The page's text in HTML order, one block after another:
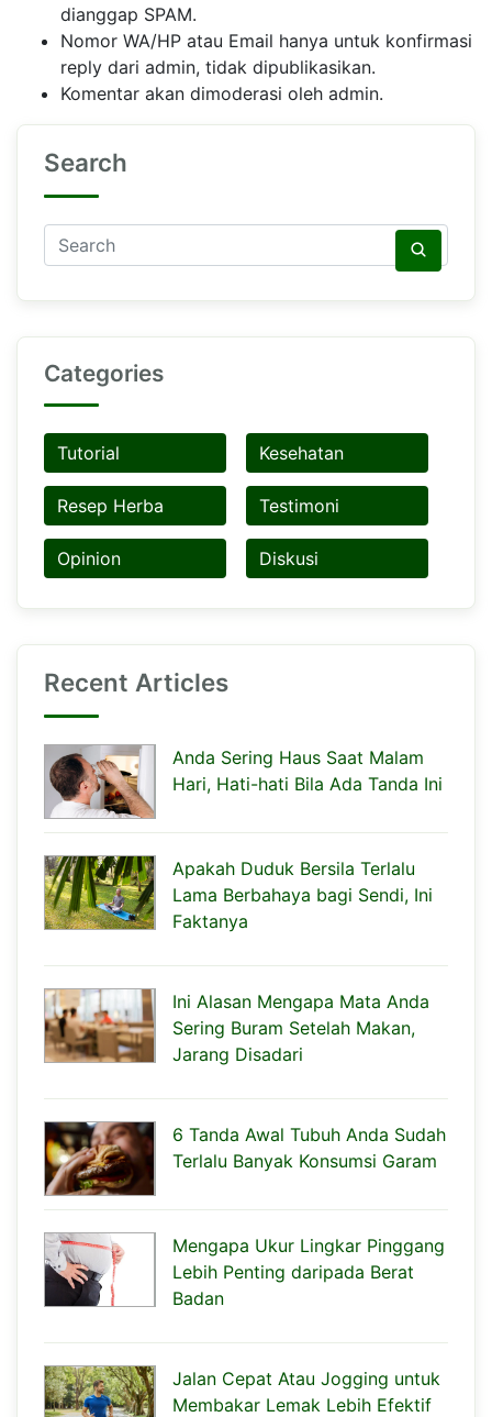
dianggap SPAM.
Nomor WA/HP atau Email hanya untuk konfirmasi
reply dari admin, tidak dipublikasikan.
Komentar akan dimoderasi oleh admin.
Search
Categories
Tutorial Kesehatan
Resep Herba Testimoni
Opinion Diskusi
Recent Articles
Anda Sering Haus Saat Malam
Hari, Hati-hati Bila Ada Tanda Ini
Apakah Duduk Bersila Terlalu
Lama Berbahaya bagi Sendi, Ini
Faktanya
Ini Alasan Mengapa Mata Anda
Sering Buram Setelah Makan,
Jarang Disadari
6 Tanda Awal Tubuh Anda Sudah
Terlalu Banyak Konsumsi Garam
Mengapa Ukur Lingkar Pinggang
Lebih Penting daripada Berat
Badan
Jalan Cepat Atau Jogging untuk
Membakar Lemak Lebih Efektif